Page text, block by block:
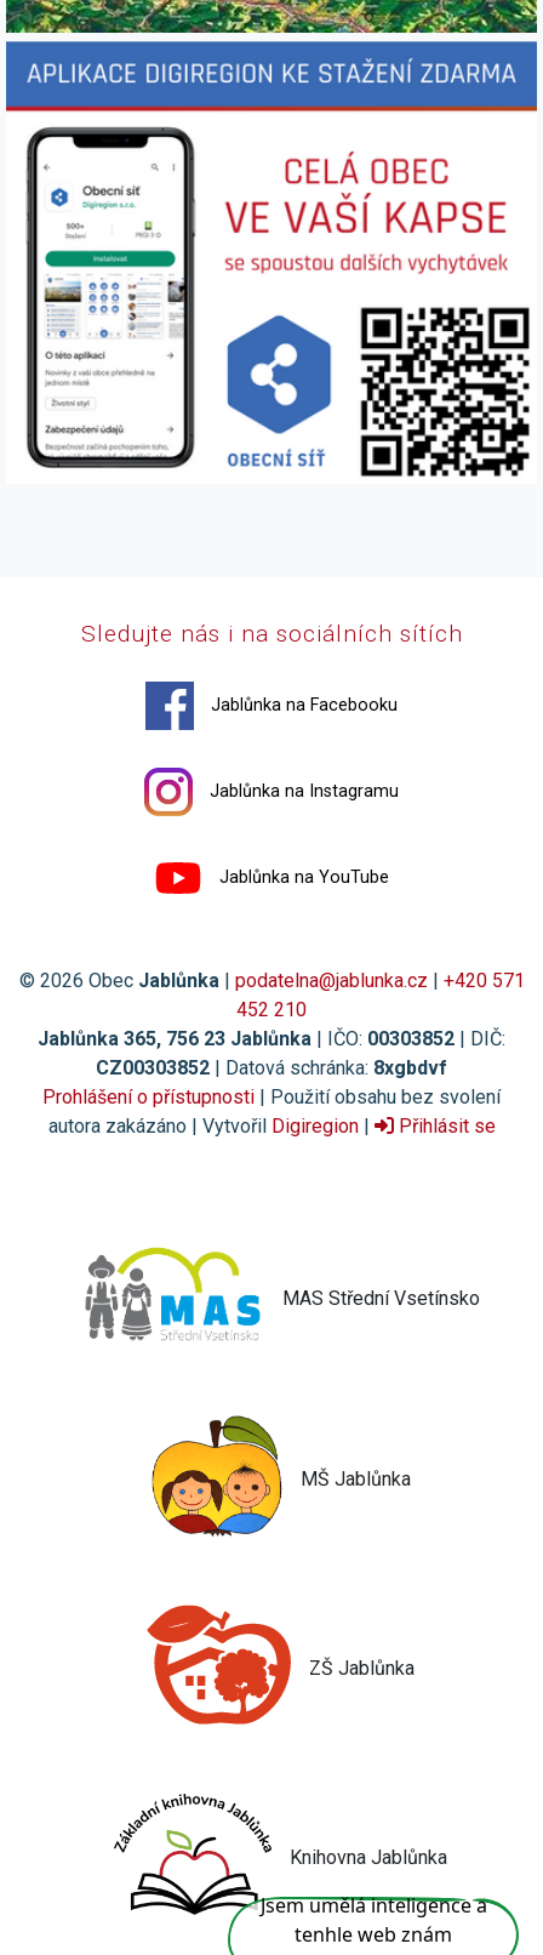
Sledujte nás i na sociálních sítích
Jablůnka na Facebooku
Jablůnka na Instagramu
Jablůnka na YouTube
© 2026 Obec Jablůnka | podatelna@jablunka.cz | +420 571
452 210
Jablůnka 365, 756 23 Jablůnka | IČO: 00303852 | DIČ:
CZ00303852 | Datová schránka: 8xgbdvf
Prohlášení o přístupnosti | Použití obsahu bez svolení
autora zakázáno | Vytvořil Digiregion| Přihlásit se
MAS Střední Vsetínsko
MŠ Jablůnka
ZŠ Jablůnka
Knihovna Jablůnka
Jsem umělá inteligence a
tenhle web znám